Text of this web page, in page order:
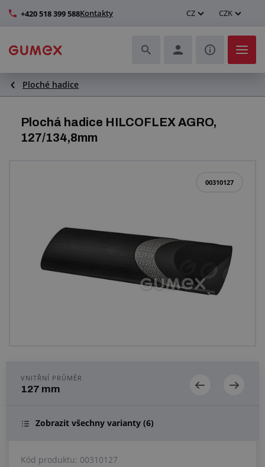
+420 518 399 588Kontakty CZ CZK
Hadice a jejich kompletace
Profily a výroba těsnění
Další pryžové a plastové výrobky
Centrum poptávek
Ploché hadice
Plochá hadice HILCOFLEX AGRO,
127/134,8mm
00310127
VNITŘNÍ PRŮMĚR
127 mm
Zobrazit všechny varianty (6)
Kód produktu: 00310127